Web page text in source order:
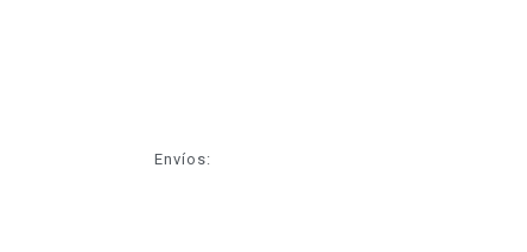
Envíos: